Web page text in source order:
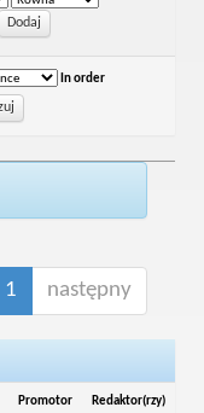
In order
1 następny
Promotor Redaktor(rzy)